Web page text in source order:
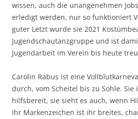
wissen, auch die unangenehmen
erledigt werden, nur so funktioniert
guter Letzt wurde sie 2021
Jugendschautanzgruppe und ist
Jugendarbeit im Verein bis heute
Carolin Rabus ist eine
durch, vom Scheitel bis zu Sohle.
hilfsbereit, sie sieht es auch, wenn
Ihr Markenzeichen ist ihr breites,